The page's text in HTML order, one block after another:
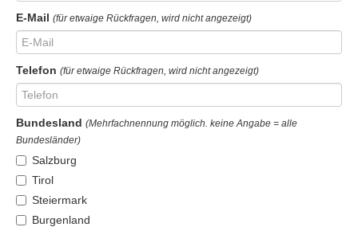
E-Mail (für etwaige Rückfragen, wird nicht angezeigt)
Telefon (für etwaige Rückfragen, wird nicht angezeigt)
Bundesland (Mehrfachnennung möglich. keine Angabe = alle
Bundesländer)
Salzburg
Tirol
Steiermark
Burgenland